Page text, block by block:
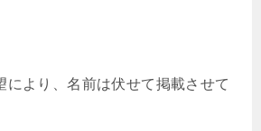
より、名前は伏せて掲載させて